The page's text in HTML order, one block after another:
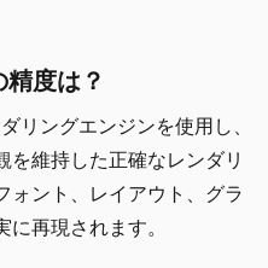
度は？
ングエンジンを使用し、
を維持した正確なレンダリ
ォント、レイアウト、グラ
再現されます。